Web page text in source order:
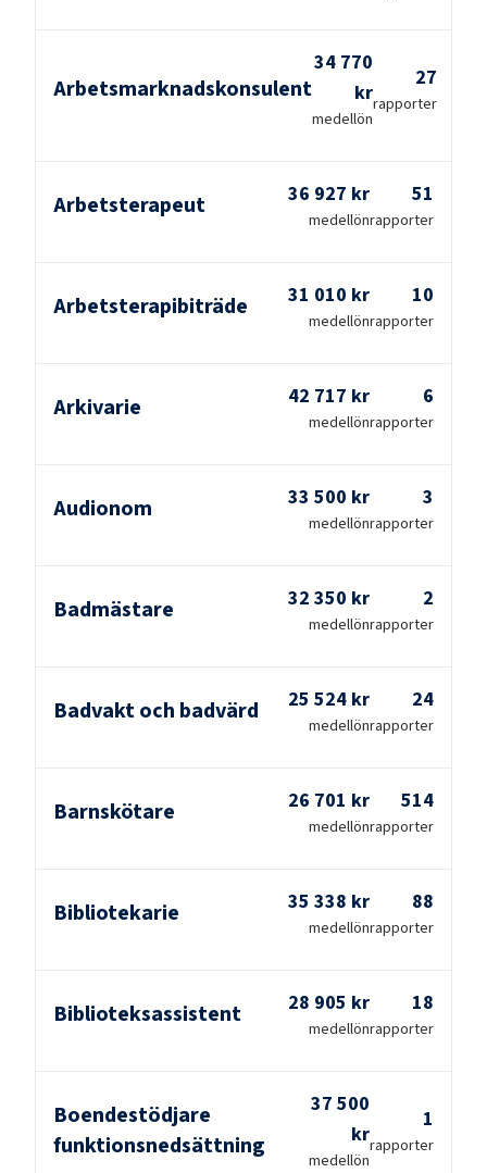
Arbetsmarknadskonsulent
34 770
kr
medellön
27
rapporter
Arbetsterapeut 36 927 kr
medellön
51
rapporter
Arbetsterapibiträde 31 010 kr
medellön
10
rapporter
Arkivarie 42 717 kr
medellön
6
rapporter
Audionom 33 500 kr
medellön
3
rapporter
Badmästare 32 350 kr
medellön
2
rapporter
Badvakt och badvärd 25 524 kr
medellön
24
rapporter
Barnskötare 26 701 kr
medellön
514
rapporter
Bibliotekarie 35 338 kr
medellön
88
rapporter
Biblioteksassistent 28 905 kr
medellön
18
rapporter
Boendestödjare
funktionsnedsättning
37 500
kr
medellön
1
rapporter